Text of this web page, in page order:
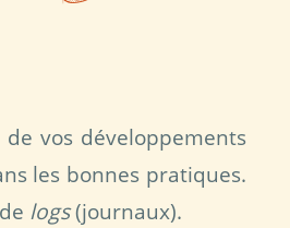
vos développements
les bonnes pratiques.
logs(journaux).